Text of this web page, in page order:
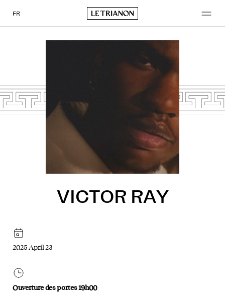
toFR
VICTOR RAY
2025 April 23
Ouverture des portes 19h00